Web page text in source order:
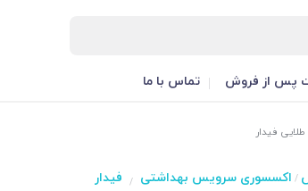
پس از فروش تماس با ما
فیدار
/ اکسسوری سرویس بهداشتی / فیدار